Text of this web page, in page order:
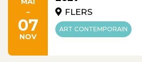
-
07
NOV
FLERS
ART CONTEMPORAIN